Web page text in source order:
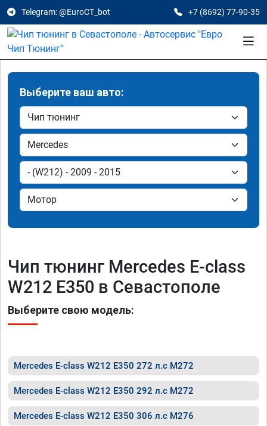
Telegram: @EuroCT_bot +7 (8692) 77-90-35
Выберите ваш авто:
Чип тюнинг Mercedes E-class
W212 E350 в Севастополе
Выберите свою модель:
Mercedes E-class W212 E350 272 л.с M272
Mercedes E-class W212 E350 292 л.с M272
Mercedes E-class W212 E350 306 л.с M276